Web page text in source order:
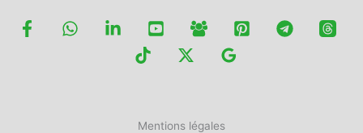
Mentions légales